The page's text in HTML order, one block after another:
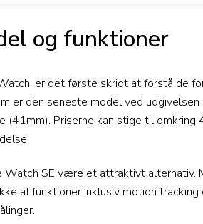
og funktioner
er det første skridt at forstå de
er den seneste model ved udgivelsen
(41mm). Priserne kan stige til
SE være et attraktivt alternativ.
af funktioner inklusiv motion